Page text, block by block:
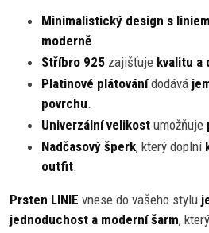
Minimalistický design s
moderně.
Stříbro 925 zajišťuje kvalitu a
Platinové plátovánídodává
povrchu.
Univerzální velikost umožňuje
Nadčasový šperk, který doplní
outfit.
Prsten LINIE vnese do vašeho stylu
jednoduchost a moderní šarm,